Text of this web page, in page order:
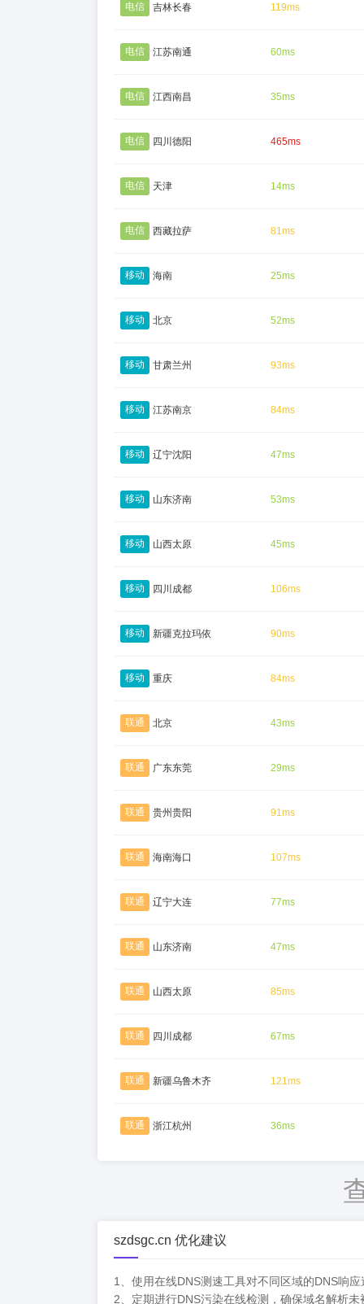
电信 吉林长春 119ms
电信 江苏南通 60ms
电信 江西南昌 35ms
电信 四川德阳 465ms
电信 天津 14ms
电信 西藏拉萨 81ms
移动 海南 25ms
移动 北京 52ms
移动 甘肃兰州 93ms
移动 江苏南京 84ms
移动 辽宁沈阳 47ms
移动 山东济南 53ms
移动 山西太原 45ms
移动 四川成都 106ms
移动 新疆克拉玛依 90ms
移动 重庆 84ms
联通 北京 43ms
联通 广东东莞 29ms
联通 贵州贵阳 91ms
联通 海南海口 107ms
联通 辽宁大连 77ms
联通 山东济南 47ms
联通 山西太原 85ms
联通 四川成都 67ms
联通 新疆乌鲁木齐 121ms
联通 浙江杭州 36ms
szdsgc.cn 优化建议
1、使用在线DNS测速工具对不同区域的DNS响
2、定期进行DNS污染在线检测，确保域名解析